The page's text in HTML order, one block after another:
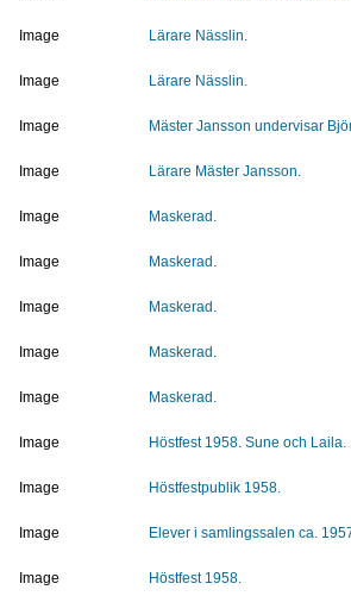
Image Lärare Nässlin.
Image Lärare Nässlin.
Image Mäster Jansson undervisar
Image Lärare Mäster Jansson.
Image Maskerad.
Image Maskerad.
Image Maskerad.
Image Maskerad.
Image Maskerad.
Image Höstfest 1958. Sune och Laila.
Image Höstfestpublik 1958.
Image Elever i samlingssalen ca.
Image Höstfest 1958.